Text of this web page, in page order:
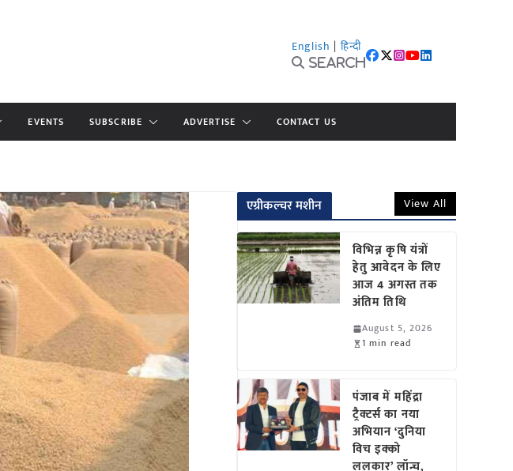
English | हिन्दी
Search
EVENTS SUBSCRIBE ADVERTISE CONTACT US
एग्रीकल्चर मशीन View All
विभिन्न कृषि यंत्रों
हेतु आवेदन के लिए
आज 4 अगस्त तक
अंतिम तिथि
August 5, 2026
1 min read
पंजाब में महिंद्रा
ट्रैक्टर्स का नया
अभियान ‘दुनिया
विच इक्को
ललकार’ लॉन्च,